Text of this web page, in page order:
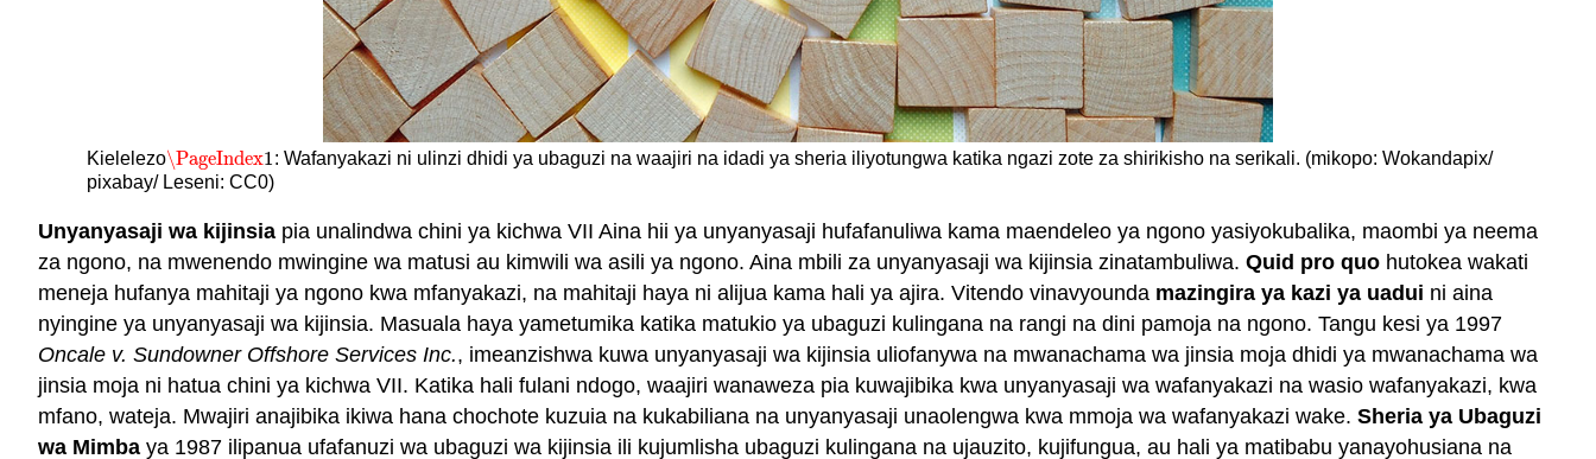
Kielelezo\PageIndex1
\PageIndex1: Wafanyakazi ni ulinzi dhidi ya ubaguzi na waajiri na idadi ya sheria iliyotungwa katika ngazi zote za shirikisho na serikali. (mikopo: Wokandapix/
pixabay/ Leseni: CC0)
Unyanyasaji wa kijinsia pia unalindwa chini ya kichwa VII Aina hii ya unyanyasaji hufafanuliwa kama maendeleo ya ngono yasiyokubalika, maombi ya neema
za ngono, na mwenendo mwingine wa matusi au kimwili wa asili ya ngono. Aina mbili za unyanyasaji wa kijinsia zinatambuliwa. Quid pro quo hutokea wakati
meneja hufanya mahitaji ya ngono kwa mfanyakazi, na mahitaji haya ni alijua kama hali ya ajira. Vitendo vinavyounda mazingira ya kazi ya uadui ni aina
nyingine ya unyanyasaji wa kijinsia. Masuala haya yametumika katika matukio ya ubaguzi kulingana na rangi na dini pamoja na ngono. Tangu kesi ya 1997
Oncale v. Sundowner Offshore Services Inc., imeanzishwa kuwa unyanyasaji wa kijinsia uliofanywa na mwanachama wa jinsia moja dhidi ya mwanachama wa
jinsia moja ni hatua chini ya kichwa VII. Katika hali fulani ndogo, waajiri wanaweza pia kuwajibika kwa unyanyasaji wa wafanyakazi na wasio wafanyakazi, kwa
mfano, wateja. Mwajiri anajibika ikiwa hana chochote kuzuia na kukabiliana na unyanyasaji unaolengwa kwa mmoja wa wafanyakazi wake. Sheria ya Ubaguzi
wa Mimba ya 1987 ilipanua ufafanuzi wa ubaguzi wa kijinsia ili kujumlisha ubaguzi kulingana na ujauzito, kujifungua, au hali ya matibabu yanayohusiana na